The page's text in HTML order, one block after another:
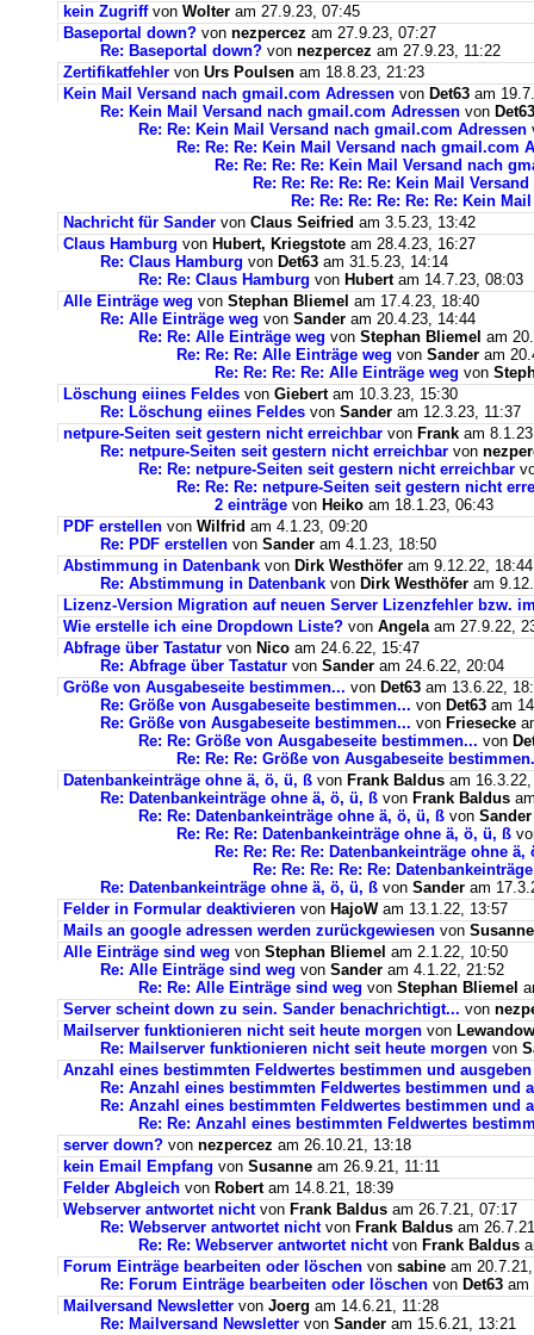
kein Zugriffvon Wolter am 27.9.23, 07:45
Baseportal down? von nezpercez am 27.9.23, 07:27
Re: Baseportal down? von nezpercez am 27.9.23, 11:22
Zertifikatfehler von Urs Poulsen am 18.8.23, 21:23
Kein Mail Versand nach gmail.com Adressen von Det63 am
Re: Kein Mail Versand nach gmail.com Adressen von Det63
Re: Re: Kein Mail Versand nach gmail.com Adressen
Re: Re: Re: Kein Mail Versand nach gmail.com
Re: Re: Re: Re: Kein Mail Versand nach
Re: Re: Re: Re: Re: Kein Mail
Re: Re: Re: Re: Re: Re: Kein
Nachricht für Sander von Claus Seifried am 3.5.23, 13:42
Claus Hamburg von Hubert, Kriegstote am 28.4.23, 16:27
Re: Claus Hamburg von Det63 am 31.5.23, 14:14
Re: Re: Claus Hamburg von Hubertam 14.7.23, 08:03
Alle Einträge weg von Stephan Bliemel am 17.4.23, 18:40
Re: Alle Einträge weg von Sander am 20.4.23, 14:44
Re: Re: Alle Einträge weg von Stephan Bliemel am
Re: Re: Re: Alle Einträge weg von Sander am
Re: Re: Re: Re: Alle Einträge weg von
Löschung eiines Feldes von Giebertam 10.3.23, 15:30
Re: Löschung eiines Feldes von Sander am 12.3.23, 11:37
netpure-Seiten seit gestern nicht erreichbar von Frank am
Re: netpure-Seiten seit gestern nicht erreichbar von
Re: Re: netpure-Seiten seit gestern nicht erreichbar
Re: Re: Re: netpure-Seiten seit gestern nicht
2 einträge von Heiko am 18.1.23, 06:43
PDF erstellen von Wilfrid am 4.1.23, 09:20
Re: PDF erstellen von Sander am 4.1.23, 18:50
Abstimmung in Datenbank von Dirk Westhöfer am 9.12.22, 18:44
Re: Abstimmung in Datenbank von Dirk Westhöfer am
Lizenz-Version Migration auf neuen Server Lizenzfehler bzw.
Wie erstelle ich eine Dropdown Liste? von Angela am 27.9.22,
Abfrage über Tastatur von Nico am 24.6.22, 15:47
Re: Abfrage über Tastatur von Sander am 24.6.22, 20:04
Größe von Ausgabeseite bestimmen... von Det63 am 13.6.22,
Re: Größe von Ausgabeseite bestimmen... von Det63 am
Re: Größe von Ausgabeseite bestimmen... von Friesecke
Re: Re: Größe von Ausgabeseite bestimmen... von
Re: Re: Re: Größe von Ausgabeseite
Datenbankeinträge ohne ä, ö, ü, ß von Frank Baldus am
Re: Datenbankeinträge ohne ä, ö, ü, ß von Frank Baldus
Re: Re: Datenbankeinträge ohne ä, ö, ü, ß von Sander
Re: Re: Re: Datenbankeinträge ohne ä, ö, ü, ß
Re: Re: Re: Re: Datenbankeinträge ohne ä,
Re: Re: Re: Re: Re:
Re: Datenbankeinträge ohne ä, ö, ü, ß von Sander am
Felder in Formular deaktivieren von HajoWam 13.1.22, 13:57
Mails an google adressen werden zurückgewiesen von Susanne
Alle Einträge sind weg von Stephan Bliemel am 2.1.22, 10:50
Re: Alle Einträge sind weg von Sander am 4.1.22, 21:52
Re: Re: Alle Einträge sind weg von Stephan Bliemel
Server scheint down zu sein. Sander benachrichtigt... von
Mailserver funktionieren nicht seit heute morgen von
Re: Mailserver funktionieren nicht seit heute morgen von
Anzahl eines bestimmten Feldwertes bestimmen und ausgeben
Re: Anzahl eines bestimmten Feldwertes bestimmen und
Re: Anzahl eines bestimmten Feldwertes bestimmen und
Re: Re: Anzahl eines bestimmten Feldwertes
server down? von nezpercez am 26.10.21, 13:18
kein Email Empfang von Susanne am 26.9.21, 11:11
Felder Abgleich von Robertam 14.8.21, 18:39
Webserver antwortet nichtvon Frank Baldus am 26.7.21, 07:17
Re: Webserver antwortet nichtvon Frank Baldus am
Re: Re: Webserver antwortet nichtvon Frank Baldus
Forum Einträge bearbeiten oder löschen von sabine am
Re: Forum Einträge bearbeiten oder löschen von Det63 am
Mailversand Newsletter von Joerg am 14.6.21, 11:28
Re: Mailversand Newsletter von Sander am 15.6.21, 13:21